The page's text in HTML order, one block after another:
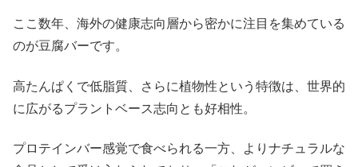
ここ数年、海外の健康志向層から密かに注目を集めている
のが豆腐バーです。
高たんぱくで低脂質、さらに植物性という特徴は、世界的
に広がるプラントベース志向とも好相性。
プロテインバー感覚で食べられる一方、よりナチュラルな